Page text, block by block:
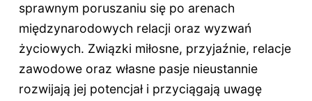
sprawnym poruszaniu się po arenach
międzynarodowych relacji oraz wyzwań
życiowych. Związki miłosne, przyjaźnie, relacje
zawodowe oraz własne pasje nieustannie
rozwijają jej potencjał i przyciągają uwagę